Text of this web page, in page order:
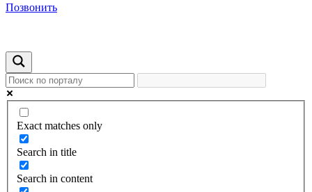
Позвонить
Exact matches only
Search in title
Search in content